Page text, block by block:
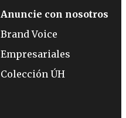
Anuncie con nosotros
Brand Voice
Empresariales
Colección ÚH